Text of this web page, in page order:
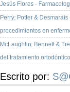
Jesús Flores -
Perry; Potter &
procedimientos en
McLaughlin; Bennett &
del tratamiento ortodóntico
Escrito por: